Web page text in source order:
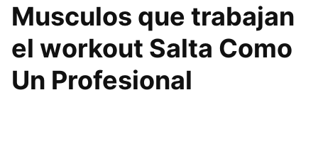
Musculos que trabajan
el workout Salta Como
Un Profesional